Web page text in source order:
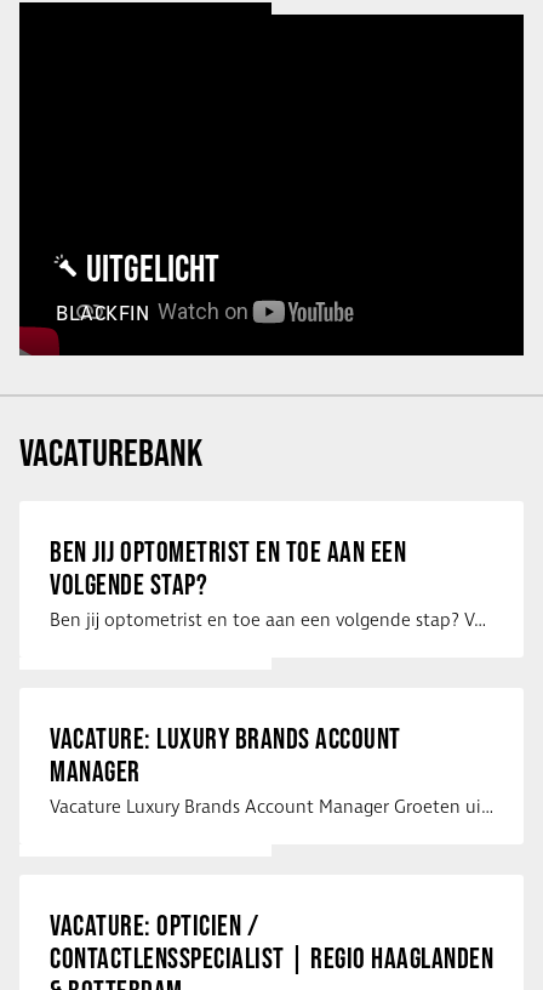
UITGELICHT
BLACKFIN
VACATUREBANK
BEN JIJ OPTOMETRIST EN TOE AAN EEN
VOLGENDE STAP?
Ben jij optometrist en toe aan een volgende stap? Voor een optiekketen is Eye …
VACATURE: LUXURY BRANDS ACCOUNT
MANAGER
Vacature Luxury Brands Account Manager Groeten uit Spanje! Vanaf mijn …
VACATURE: OPTICIEN /
CONTACTLENSSPECIALIST | REGIO HAAGLANDEN